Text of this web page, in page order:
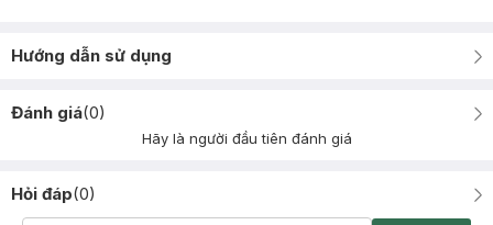
Hướng dẫn sử dụng
Đánh giá(0)
Hãy là người đầu tiên đánh giá
Hỏi đáp(0)